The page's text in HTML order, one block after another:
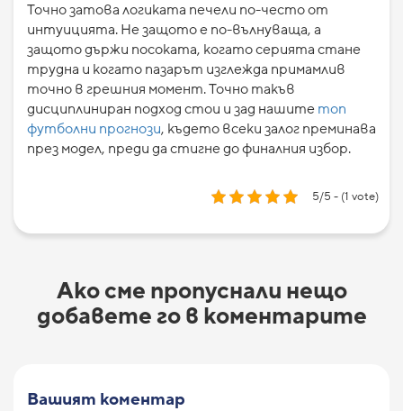
Точно затова логиката печели по-често от
интуицията. Не защото е по-вълнуваща, а
защото държи посоката, когато серията стане
трудна и когато пазарът изглежда примамлив
точно в грешния момент. Точно такъв
дисциплиниран подход стои и зад нашите топ
футболни прогнози, където всеки залог преминава
през модел, преди да стигне до финалния избор.
5/5 - (1 vote)
Ако сме пропуснали нещо
добавете го в коментарите
Вашият коментар